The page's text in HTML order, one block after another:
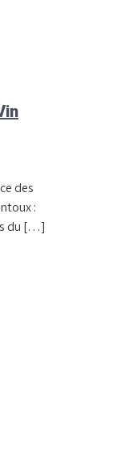
des
:
du […]